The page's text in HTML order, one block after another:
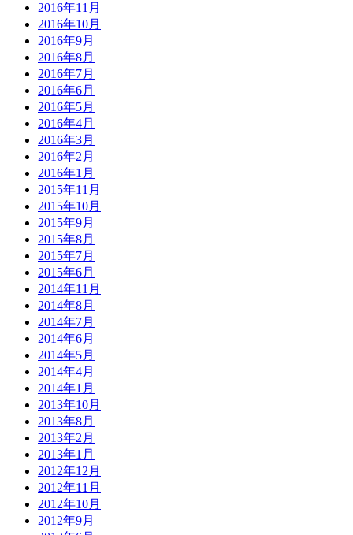
2016年11月
2016年10月
2016年9月
2016年8月
2016年7月
2016年6月
2016年5月
2016年4月
2016年3月
2016年2月
2016年1月
2015年11月
2015年10月
2015年9月
2015年8月
2015年7月
2015年6月
2014年11月
2014年8月
2014年7月
2014年6月
2014年5月
2014年4月
2014年1月
2013年10月
2013年8月
2013年2月
2013年1月
2012年12月
2012年11月
2012年10月
2012年9月